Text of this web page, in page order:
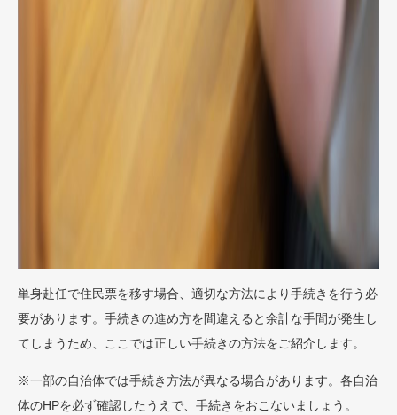
単身赴任で住民票を移す場合、適切な方法により手続きを行う必
要があります。手続きの進め方を間違えると余計な手間が発生し
てしまうため、ここでは正しい手続きの方法をご紹介します。
※一部の自治体では手続き方法が異なる場合があります。各自治
体のHPを必ず確認したうえで、手続きをおこないましょう。